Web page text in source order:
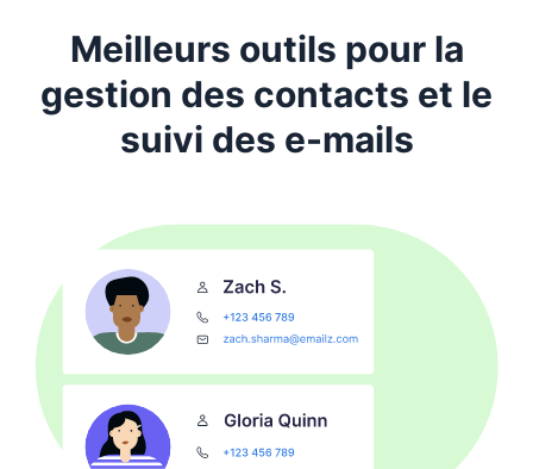
Meilleurs outils pour la
gestion des contacts et le
suivi des e-mails